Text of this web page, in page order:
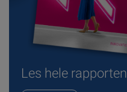
Les hele rapporten